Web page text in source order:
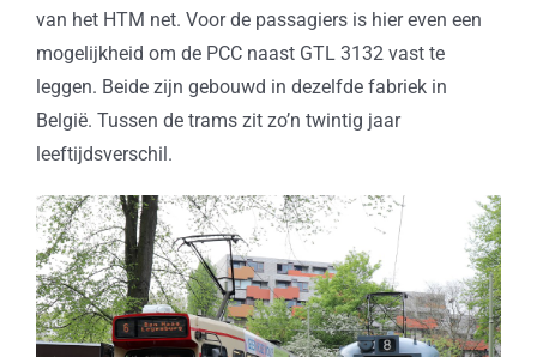
van het HTM net. Voor de passagiers is hier even een
mogelijkheid om de PCC naast GTL 3132 vast te
leggen. Beide zijn gebouwd in dezelfde fabriek in
België. Tussen de trams zit zo’n twintig jaar
leeftijdsverschil.